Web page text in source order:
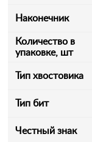
Наконечник
Количество в
упаковке, шт
Тип хвостовика
Тип бит
Честный знак